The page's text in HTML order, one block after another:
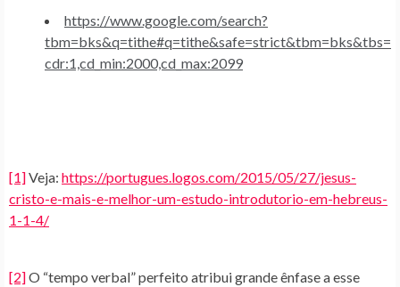
https://www.google.com/search?
tbm=bks&q=tithe#q=tithe&safe=strict&tbm=bks&tbs=
cdr:1,cd_min:2000,cd_max:2099
[1]Veja: https://portugues.logos.com/2015/05/27/jesus-
cristo-e-mais-e-melhor-um-estudo-introdutorio-em-hebreus-
1-1-4/
[2]O “tempo verbal” perfeito atribui grande ênfase a esse